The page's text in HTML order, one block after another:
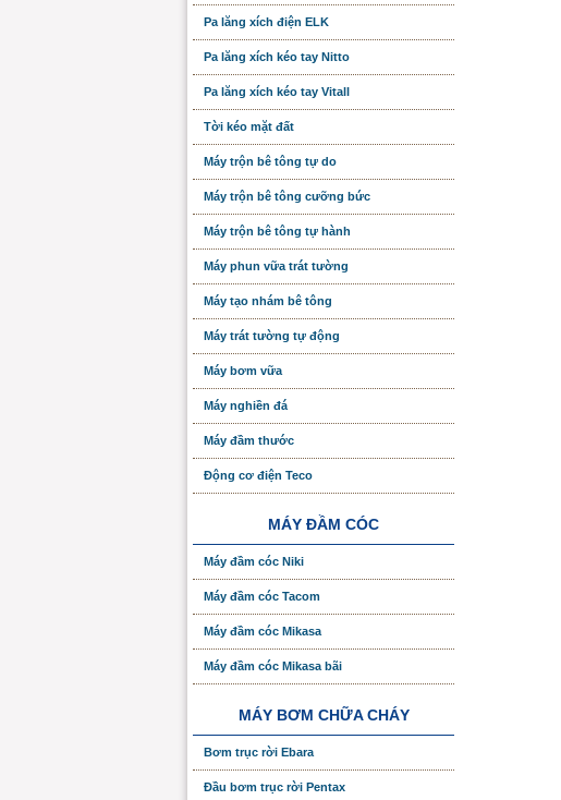
Pa lăng xích điện ELK
Pa lăng xích kéo tay Nitto
Pa lăng xích kéo tay Vitall
Tời kéo mặt đất
Máy trộn bê tông tự do
Máy trộn bê tông cưỡng bức
Máy trộn bê tông tự hành
Máy phun vữa trát tường
Máy tạo nhám bê tông
Máy trát tường tự động
Máy bơm vữa
Máy nghiền đá
Máy đầm thước
Động cơ điện Teco
MÁY ĐẦM CÓC
Máy đầm cóc Niki
Máy đầm cóc Tacom
Máy đầm cóc Mikasa
Máy đầm cóc Mikasa bãi
MÁY BƠM CHỮA CHÁY
Bơm trục rời Ebara
Đầu bơm trục rời Pentax